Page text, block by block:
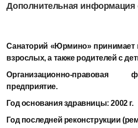
Дополнительная информация
Санаторий «Юрмино»принимает
взрослых, а также родителей с
Организационно-
предприятие.
Год основания здравницы:2002 г.
Год последней реконструкции